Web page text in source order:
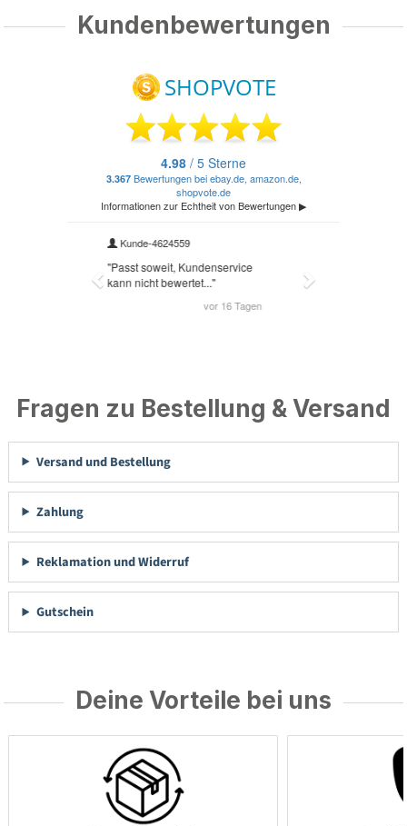
Kundenbewertungen
Fragen zu Bestellung & Versand
Versand und Bestellung
Zahlung
Reklamation und Widerruf
Gutschein
Deine Vorteile bei uns